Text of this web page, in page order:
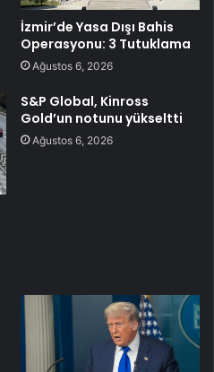
İzmir’de Yasa Dışı Bahis
Operasyonu: 3 Tutuklama
Ağustos 6, 2026
S&P Global, Kinross
Gold’un notunu yükseltti
Ağustos 6, 2026